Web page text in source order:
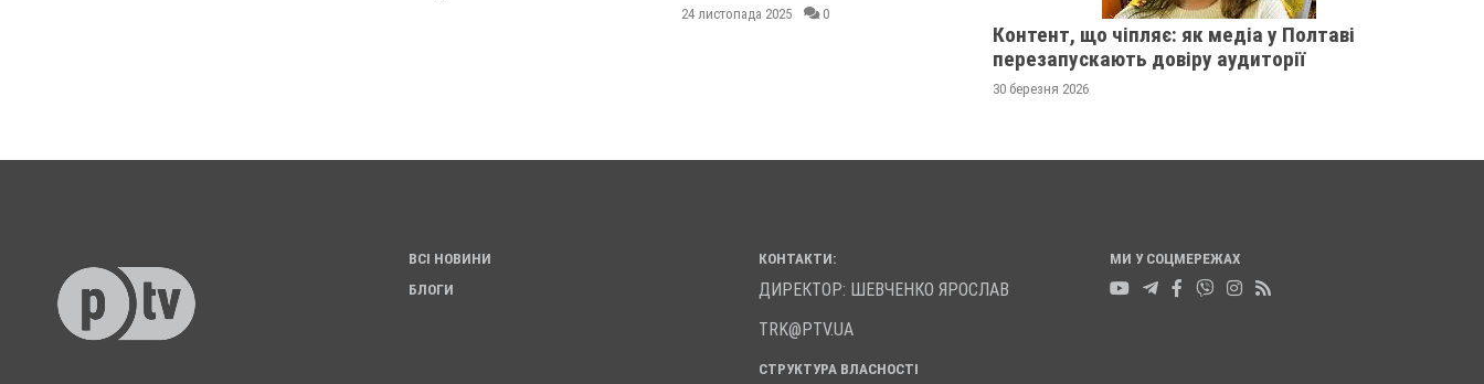
24 листопада 2025 0
Контент, що чіпляє: як медіа у Полтаві
перезапускають довіру аудиторії
30 березня 2026
ВСІ НОВИНИ
БЛОГИ
КОНТАКТИ:
ДИРЕКТОР: ШЕВЧЕНКО ЯРОСЛАВ
TRK@PTV.UA
СТРУКТУРА ВЛАСНОСТІ
МИ У СОЦМЕРЕЖАХ